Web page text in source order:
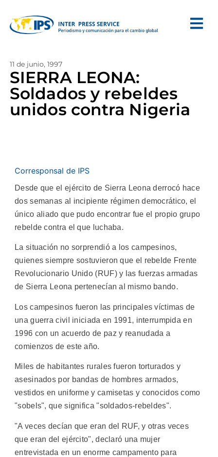
11 de junio, 1997
SIERRA LEONA:
Soldados y rebeldes
unidos contra Nigeria
Corresponsal de IPS
Desde que el ejército de Sierra Leona derrocó hace
dos semanas al incipiente régimen democrático, el
único aliado que pudo encontrar fue el propio grupo
rebelde contra el que luchaba.
La situación no sorprendió a los campesinos,
quienes siempre sostuvieron que el rebelde Frente
Revolucionario Unido (RUF) y las fuerzas armadas
de Sierra Leona pertenecían al mismo bando.
Los campesinos fueron las principales víctimas de
una guerra civil iniciada en 1991, interrumpida en
1996 con un acuerdo de paz y reanudada a
comienzos de este año.
Miles de habitantes rurales fueron torturados y
asesinados por bandas de hombres armados,
vestidos en uniforme y camisetas y conocidos como
"sobels", que significa "soldados-rebeldes".
"A veces decían que eran del RUF, y otras veces
que eran del ejército", declaró una mujer
entrevistada en un enorme campamento para